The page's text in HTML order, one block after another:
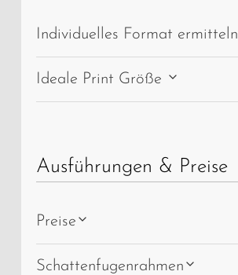
Individuelles Format ermitteln
Ideale Print Größe
Ausführungen & Preise
Preise
Schattenfugenrahmen